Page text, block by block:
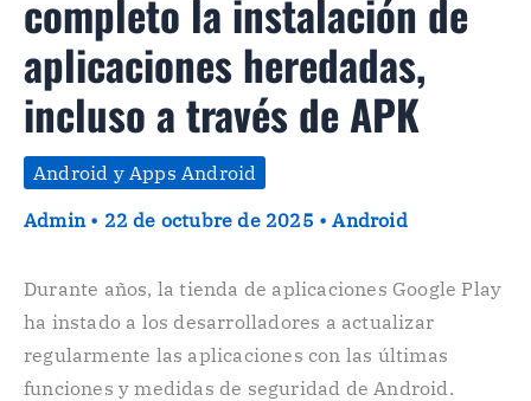
completo la instalación de
aplicaciones heredadas,
incluso a través de APK
Android y Apps Android
Admin • 22 de octubre de 2025 •Android
Durante años, la tienda de aplicaciones Google Play
ha instado a los desarrolladores a actualizar
regularmente las aplicaciones con las últimas
funciones y medidas de seguridad de Android.